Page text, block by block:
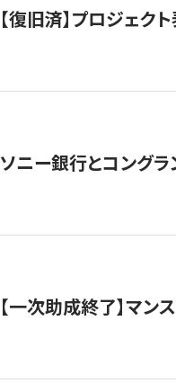
【復旧済】プロジェ
ソニー銀行とコングラ
【一次助成終了】マ